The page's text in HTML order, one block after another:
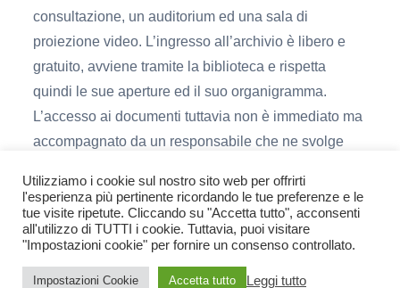
consultazione, un auditorium ed una sala di
proiezione video. L’ingresso all’archivio è libero e
gratuito, avviene tramite la biblioteca e rispetta
quindi le sue aperture ed il suo organigramma.
L’accesso ai documenti tuttavia non è immediato ma
accompagnato da un responsabile che ne svolge
L’archivio opera in piena sinergia conl’Unione
Italiana delle Chiese Cristiane Avventiste del
Settimo Giorno
(Roma) e collabora con la
Avventista di Teologiae leEdizioni AdV(Firenze).
Utilizziamo i cookie sul nostro sito web per offrirti
l'esperienza più pertinente ricordando le tue preferenze e le
tue visite ripetute. Cliccando su "Accetta tutto", acconsenti
all'utilizzo di TUTTI i cookie. Tuttavia, puoi visitare
"Impostazioni cookie" per fornire un consenso controllato.
Impostazioni Cookie Accetta tutto Leggi tutto